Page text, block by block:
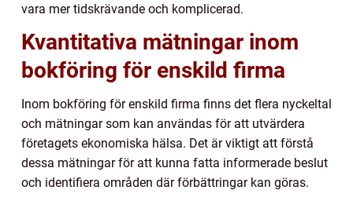
vara mer tidskrävande och komplicerad.
Kvantitativa mätningar inom
bokföring för enskild firma
Inom bokföring för enskild firma finns det flera nyckeltal
och mätningar som kan användas för att utvärdera
företagets ekonomiska hälsa. Det är viktigt att förstå
dessa mätningar för att kunna fatta informerade beslut
och identifiera områden där förbättringar kan göras.